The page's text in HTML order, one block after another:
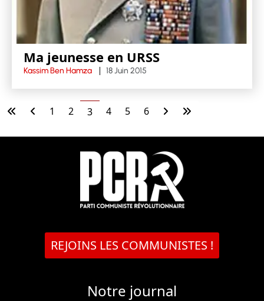
Ma jeunesse en URSS
Kassim Ben Hamza 18 Juin 2015
1 2 3 4 5 6
REJOINS LES COMMUNISTES !
Notre journal